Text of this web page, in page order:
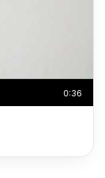
0:36